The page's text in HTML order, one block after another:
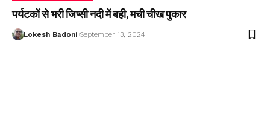
पर्यटकों से भरी जिप्सी नदी में बही, मची चीख पुकार
Lokesh Badoni September 13, 2024